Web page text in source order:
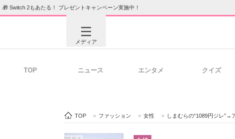
🎁 Switch 2もあたる！ プレゼントキャンペーン実施中！
メディア
ビジネスと働き方のヒント
TOP ニュース エンタメ クイズ
TOP > ファッション > 女性 > しまむらの“1089円ジレ”→アラフォー